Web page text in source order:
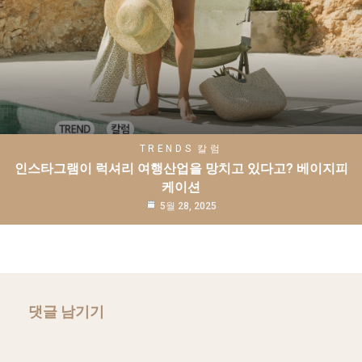
TRENDS 칼럼
인스타그램이 럭셔리 여행산업을 망치고 있다고? 베이지피
케이션
5월 28, 2025
댓글 남기기